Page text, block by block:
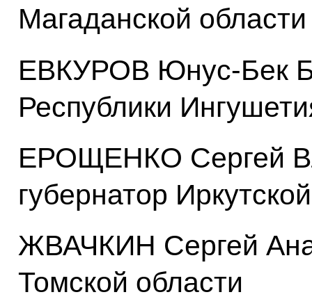
Магаданской области
ЕВКУРОВ Юнус-Бек
Республики
ЕРОЩЕНКО Сергей
губернатор
ЖВАЧКИН Сергей
Томской области